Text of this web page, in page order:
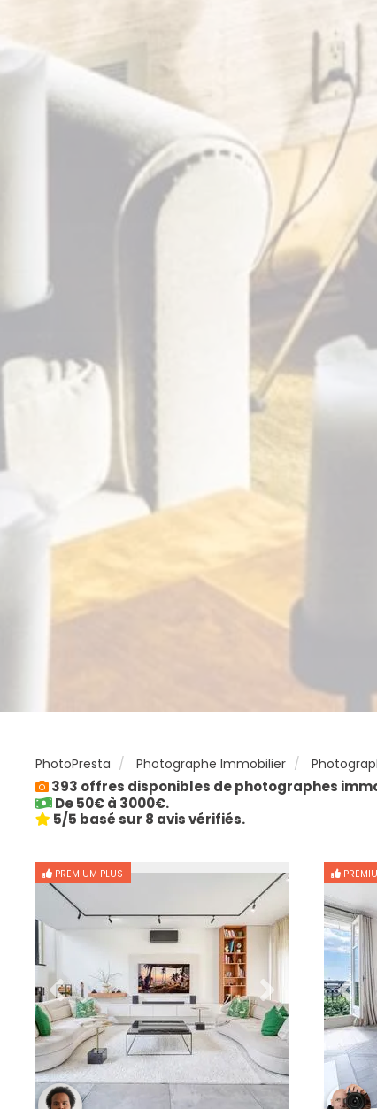
PhotoPresta Photographe Immobilier
393 offres disponibles de photographes
De 50€ à 3000€.
5/5 basé sur 8 avis vérifiés.
PREMIUM PLUS